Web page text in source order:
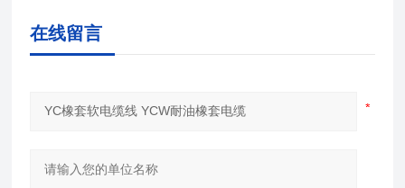
在线留言